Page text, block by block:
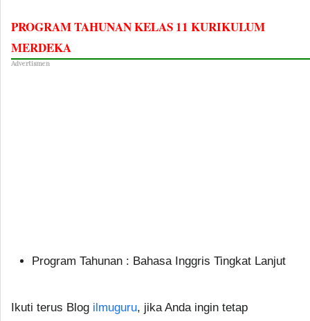
PROGRAM TAHUNAN KELAS 11 KURIKULUM
MERDEKA
Advertismen
Program Tahunan : Bahasa Inggris Tingkat Lanjut
Ikuti terus Blog ilmuguru, jika Anda ingin tetap